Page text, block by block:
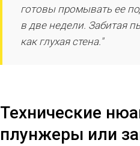
готовы промывать ее
в две недели. Забитая
как глухая стена."
Технические
плунжеры или